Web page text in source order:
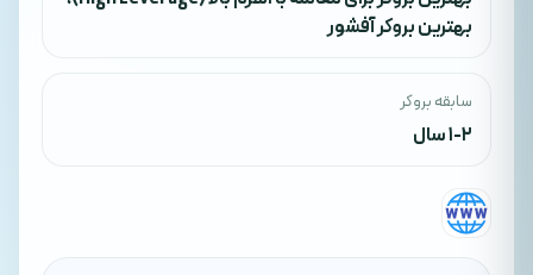
بهترین بروکر آفشور
سابقه بروکر
1-2 سال